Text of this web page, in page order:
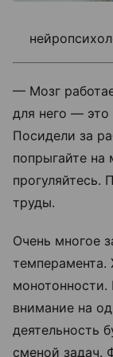
— Мозг
для него — это
Посидели за
попрыгайте на
прогуляйтесь.
труды.
Очень многое
темперамента.
внимание на
деятельность
сменой задач.